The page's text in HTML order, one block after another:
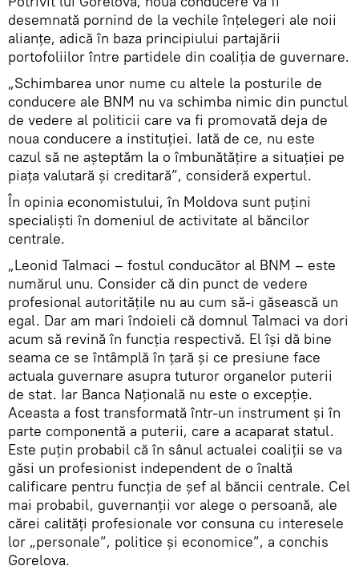
desemnată pornind de la vechile înţelegeri ale noii
alianţe, adică în baza principiului partajării
portofoliilor între partidele din coaliţia de guvernare.
„Schimbarea unor nume cu altele la posturile de
conducere ale BNM nu va schimba nimic din punctul
de vedere al politicii care va fi promovată deja de
noua conducere a instituţiei. Iată de ce, nu este
cazul să ne aşteptăm la o îmbunătăţire a situaţiei pe
piaţa valutară şi creditară”, consideră expertul.
În opinia economistului, în Moldova sunt puţini
specialişti în domeniul de activitate al băncilor
centrale.
„Leonid Talmaci – fostul conducător al BNM – este
numărul unu. Consider că din punct de vedere
profesional autorităţile nu au cum să-i găsească un
egal. Dar am mari îndoieli că domnul Talmaci va dori
acum să revină în funcţia respectivă. El îşi dă bine
seama ce se întâmplă în ţară şi ce presiune face
actuala guvernare asupra tuturor organelor puterii
de stat. Iar Banca Naţională nu este o excepţie.
Aceasta a fost transformată într-un instrument şi în
parte componentă a puterii, care a acaparat statul.
Este puţin probabil că în sânul actualei coaliţii se va
găsi un profesionist independent de o înaltă
calificare pentru funcţia de şef al băncii centrale. Cel
mai probabil, guvernanţii vor alege o persoană, ale
cărei calităţi profesionale vor consuna cu interesele
lor „personale”, politice şi economice”, a conchis
Gorelova.